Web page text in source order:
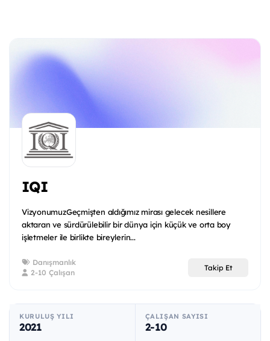
IQI
VizyonumuzGeçmişten aldığımız mirası gelecek nesillere
aktaran ve sürdürülebilir bir dünya için küçük ve orta boy
işletmeler ile birlikte bireylerin...
Danışmanlık
2-10 Çalışan
Takip Et
KURULUŞ YILI
2021
ÇALIŞAN SAYISI
2-10